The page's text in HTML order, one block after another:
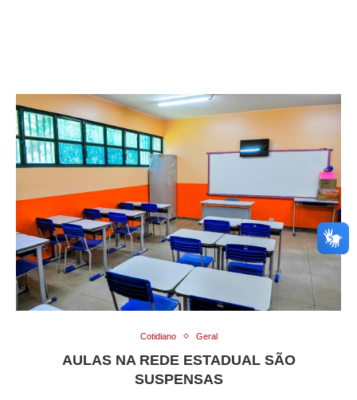
Cotidiano Geral
AULAS NA REDE ESTADUAL SÃO
SUSPENSAS